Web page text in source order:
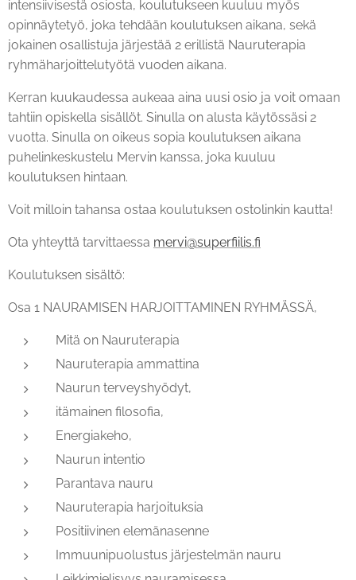
intensiivisestä osiosta, koulutukseen kuuluu myös
opinnäytetyö, joka tehdään koulutuksen aikana, sekä
jokainen osallistuja järjestää 2 erillistä Nauruterapia
ryhmäharjoittelutyötä vuoden aikana.
Kerran kuukaudessa aukeaa aina uusi osio ja voit omaan
tahtiin opiskella sisällöt. Sinulla on alusta käytössäsi 2
vuotta. Sinulla on oikeus sopia koulutuksen aikana
puhelinkeskustelu Mervin kanssa, joka kuuluu
koulutuksen hintaan.
Voit milloin tahansa ostaa koulutuksen ostolinkin kautta!
Ota yhteyttä tarvittaessa mervi@superfiilis.fi
Koulutuksen sisältö:
Osa 1 NAURAMISEN HARJOITTAMINEN RYHMÄSSÄ,
Mitä on Nauruterapia
Nauruterapia ammattina
Naurun terveyshyödyt,
itämainen filosofia,
Energiakeho,
Naurun intentio
Parantava nauru
Nauruterapia harjoituksia
Positiivinen elemänasenne
Immuunipuolustus järjestelmän nauru